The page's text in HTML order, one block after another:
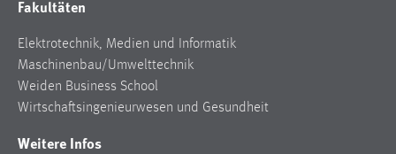
Fakultäten
Elektrotechnik, Medien und Informatik
Maschinenbau/Umwelttechnik
Weiden Business School
Wirtschaftsingenieurwesen und Gesundheit
Weitere Infos
Zweck:
einloggen zu können.
Cookie Laufzeit:
24 Stunden